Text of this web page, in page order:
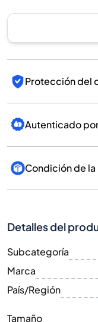
Protección del
Autenticado
Condición de
Detalles del
Subcategoría
Marca
País/Región
Tamaño